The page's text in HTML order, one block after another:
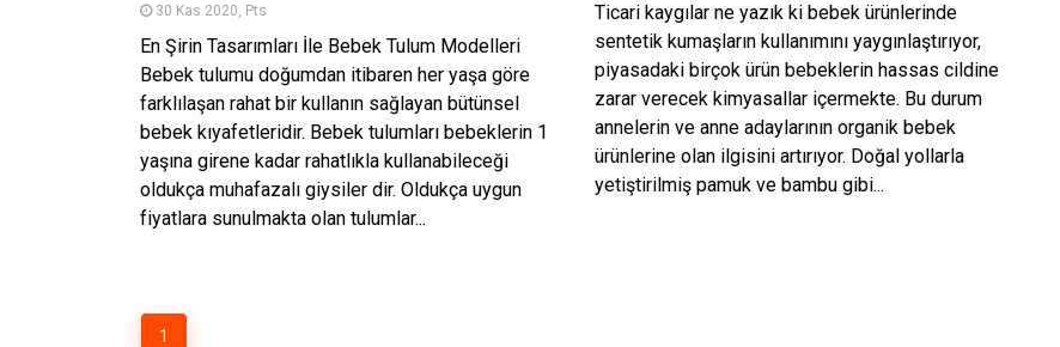
30 Kas 2020, Pts
En Şirin Tasarımları İle Bebek Tulum Modelleri
Bebek tulumu doğumdan itibaren her yaşa göre
farklılaşan rahat bir kullanın sağlayan bütünsel
bebek kıyafetleridir. Bebek tulumları bebeklerin 1
yaşına girene kadar rahatlıkla kullanabileceği
oldukça muhafazalı giysiler dir. Oldukça uygun
fiyatlara sunulmakta olan tulumlar...
Ticari kaygılar ne yazık ki bebek ürünlerinde
sentetik kumaşların kullanımını yaygınlaştırıyor,
piyasadaki birçok ürün bebeklerin hassas cildine
zarar verecek kimyasallar içermekte. Bu durum
annelerin ve anne adaylarının organik bebek
ürünlerine olan ilgisini artırıyor. Doğal yollarla
yetiştirilmiş pamuk ve bambu gibi...
1